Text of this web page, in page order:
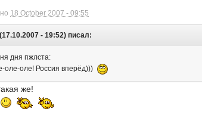
18 October 2007 - 09:55
- 19:52) писал:
дня пжлста:
оле-оле! Россия вперёд)))
же!